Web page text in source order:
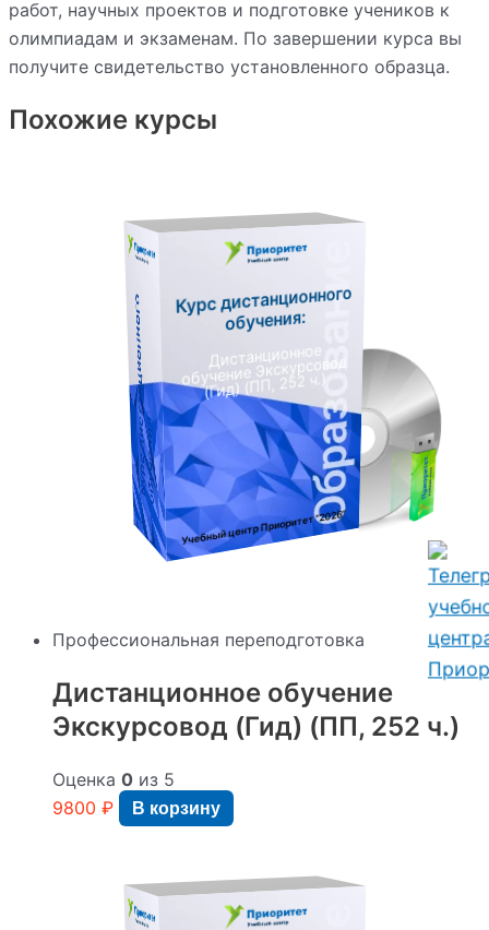
работ, научных проектов и подготовке учеников к
олимпиадам и экзаменам. По завершении курса вы
получите свидетельство установленного образца.
Похожие курсы
Курс дистанционного
обучения:
Дистанционное
обучение Экскурсовод
(Гид) (ПП, 252 ч.)
Учебный центр Приоритет"2026"
К
у
р
с
д
и
с
т
а
н
ц
и
о
н
н
о
г
о
о
б
у
ч
е
н
и
я:
Профессиональная переподготовка
Дистанционное обучение
Экскурсовод (Гид) (ПП, 252 ч.)
Оценка 0 из 5
9800 ₽ В корзину